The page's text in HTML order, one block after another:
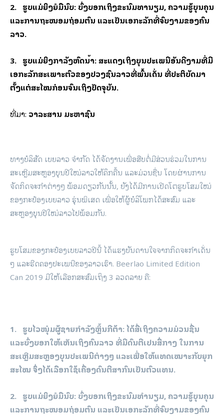
2. ຮູບແມ່ຍິງຍໍມືນົບ: ບົ່ງບອກເຖິງຂະນົມທໍານຽມ, ຄວາມຮູ້ບຸນຄຸນ
ແລະການຖະໜອມຖ່ອມຕົນ ແລະເປັນເອກະລັກທີ່ຈົບງາມຂອງຄົນ
ລາວ.
3. ຮູບແມ່ຍິງກໍາລັງຫົດນໍ້າ: ສະແດງເຖິງບຸນປະເພນີອັນດີງາມທີ່ມີ
ເອກະລັກສະເພາະຕົວຂອງປວງຊົນລາວທີ່ພົ້ນເດັ່ນ ທີ່ປະຕິບັດມາ
ຕັ້ງແຕ່ສະໄໝກ່ອນຈົນເຖິງປັດຈຸບັນ.
ທີ່​ມາ: ວາ​ລະ​ສານ​ ມະ​ຫາ​ຊົນ
ທາງບໍລິສັດ ເບຍລາວ ຈໍາກັດ ໄດ້ຈັດງານເພື່ອສືບຕໍ່ມີສ່ວນຮ່ວມໃນການ
ສະເຫຼີມສະຫຼອງບຸນປີໃໝ່ລາວໃຫ້ຄຶກຄື້ນ ແລະມ່ວນຊື່ນ ໂດຍຜ່ານການ
ຈັດກິດຈະກໍາຕ່າງໆ ພ້ອມດຽວກັນນັ້ນ, ຍັງໄດ້ມີການເປີດໂຕຮູບໂສມໃໝ່
ຂອງກະປ໋ອງເບຍລາວ ຮຸ່ນພິເສດ ເພື່ອໃຫ້ຜູ້ບໍລິໂພກໄດ້ສະສົມ ແລະ
ສະຫຼອງບຸນປີໃໝ່ລາວໄປພ້ອມກັນ.
ຮູບໂສມຂອງກະປ໋ອງເບຍລາວປີນີ້ ໄດ້ແຮງບັນດານໃຈຈາກກິດຈະກໍາເດັ່ນ
ໆ ແລະຮີດຄອງປະເພນີຂອງລາວເຮົາ. Beerlao Limited Edition
Can 2019 ມີໃຫ້ເລືອກສະສົມເຖິງ 3 ລວດລາຍ ຄື:
1. ຮູບໄວໜຸ່ມຜູ້ຊາຍກໍາລັງຫຼິ້ນກີຕ້າ: ໄດ້ສື່ເຖິງຄວາມມ່ວນຊື່ນ
ແລະບົ່ງບອກໃຫ້ເຫັນເຖິງຄົນລາວ ທີ່ມີດົນຕີເປນສື່ກາງ ໃນການ
ສະເຫຼີມສະຫຼອງບຸນປະເພນີຕ່າງໆ ແລະເພື່ອໃຫ້ແທດເໝາະກັບຍຸກ
ສະໄໝ ຈຶ່ງໄດ້ເລືອກໃຊ້ເຄື່ອງດົນຕີສາກົນເປັນຕົວແທນ.
2. ຮູບແມ່ຍິງຍໍມືນົບ: ບົ່ງບອກເຖິງຂະນົມທໍານຽມ, ຄວາມຮູ້ບຸນຄຸນ
ແລະການຖະໜອມຖ່ອມຕົນ ແລະເປັນເອກະລັກທີ່ຈົບງາມຂອງຄົນ